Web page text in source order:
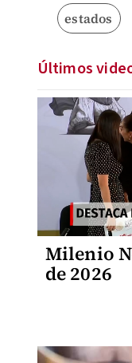
estados
Últimos
Milenio
de 2026